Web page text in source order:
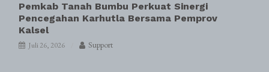
Pemkab Tanah Bumbu Perkuat Sinergi
Pencegahan Karhutla Bersama Pemprov
Kalsel
Juli 26, 2026 Support